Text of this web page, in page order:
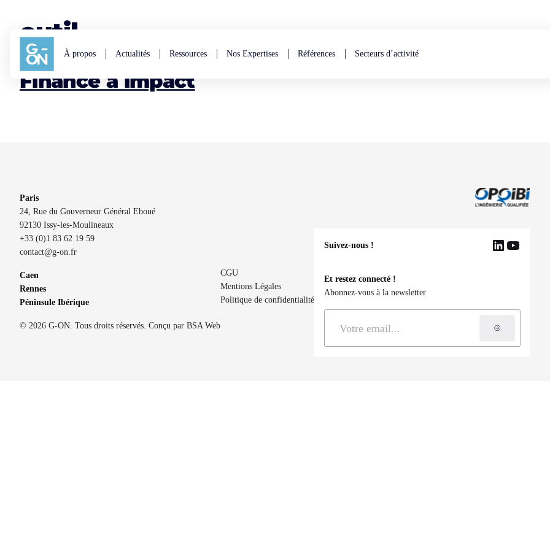
À propos Actualités Ressources Nos Expertises Références Secteurs d’activité
outil
Finance à impact
Paris
24, Rue du Gouverneur Général Eboué
92130 Issy-les-Moulineaux
+33 (0)1 83 62 19 59
contact@g-on.fr
Caen
Rennes
Péninsule Ibérique
© 2026 G-ON. Tous droits réservés. Conçu par BSA Web
CGU
Mentions Légales
Politique de confidentialité
Suivez-nous ! LinkedIn
Et restez connecté !
Abonnez-vous à la newsletter